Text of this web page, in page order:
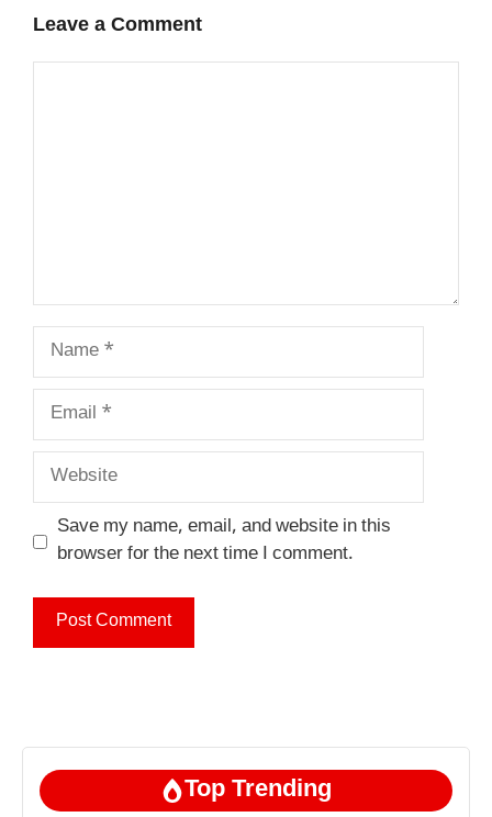
Leave a Comment
Name
Email
Website
Save my name, email, and website in this
browser for the next time I comment.
Top Trending